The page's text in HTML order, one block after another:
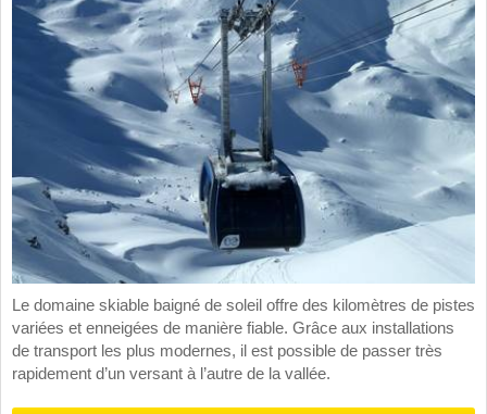
Le domaine skiable baigné de soleil offre des kilomètres de pistes
variées et enneigées de manière fiable. Grâce aux installations
de transport les plus modernes, il est possible de passer très
rapidement d’un versant à l’autre de la vallée.